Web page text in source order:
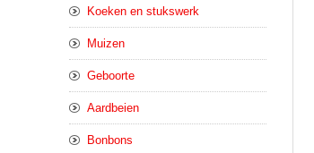
Koeken en stukswerk
Muizen
Geboorte
Aardbeien
Bonbons